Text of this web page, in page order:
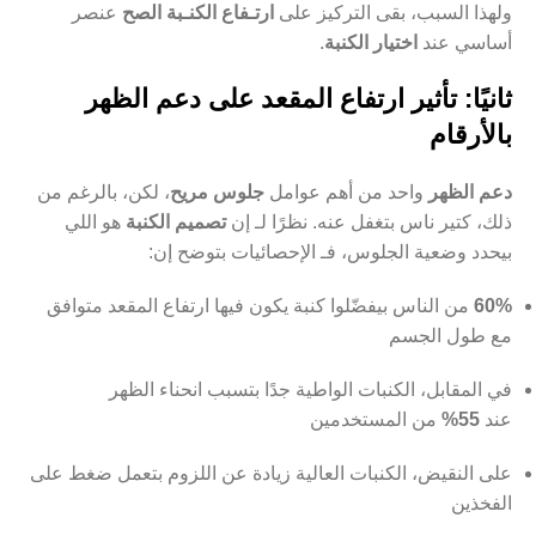
ولهذا السبب، بقى التركيز على ارتـفاع الكنـبة الصح عنصر
أساسي عند اختيار الكنبة.
ثانيًا: تأثير ارتفاع المقعد على دعم الظهر
بالأرقام
دعم الظهر واحد من أهم عوامل جلوس مريح، لكن، بالرغم من
ذلك، كتير ناس بتغفل عنه. نظرًا لـ إنتصميم الكنبة هو اللي
بيحدد وضعية الجلوس، فـ الإحصائيات بتوضح إن:
60% من الناس بيفضّلوا كنبة يكون فيها ارتفاع المقعد متوافق
مع طول الجسم
في المقابل، الكنبات الواطية جدًا بتسبب انحناء الظهر
عند 55% من المستخدمين
على النقيض، الكنبات العالية زيادة عن اللزوم بتعمل ضغط على
الفخذين